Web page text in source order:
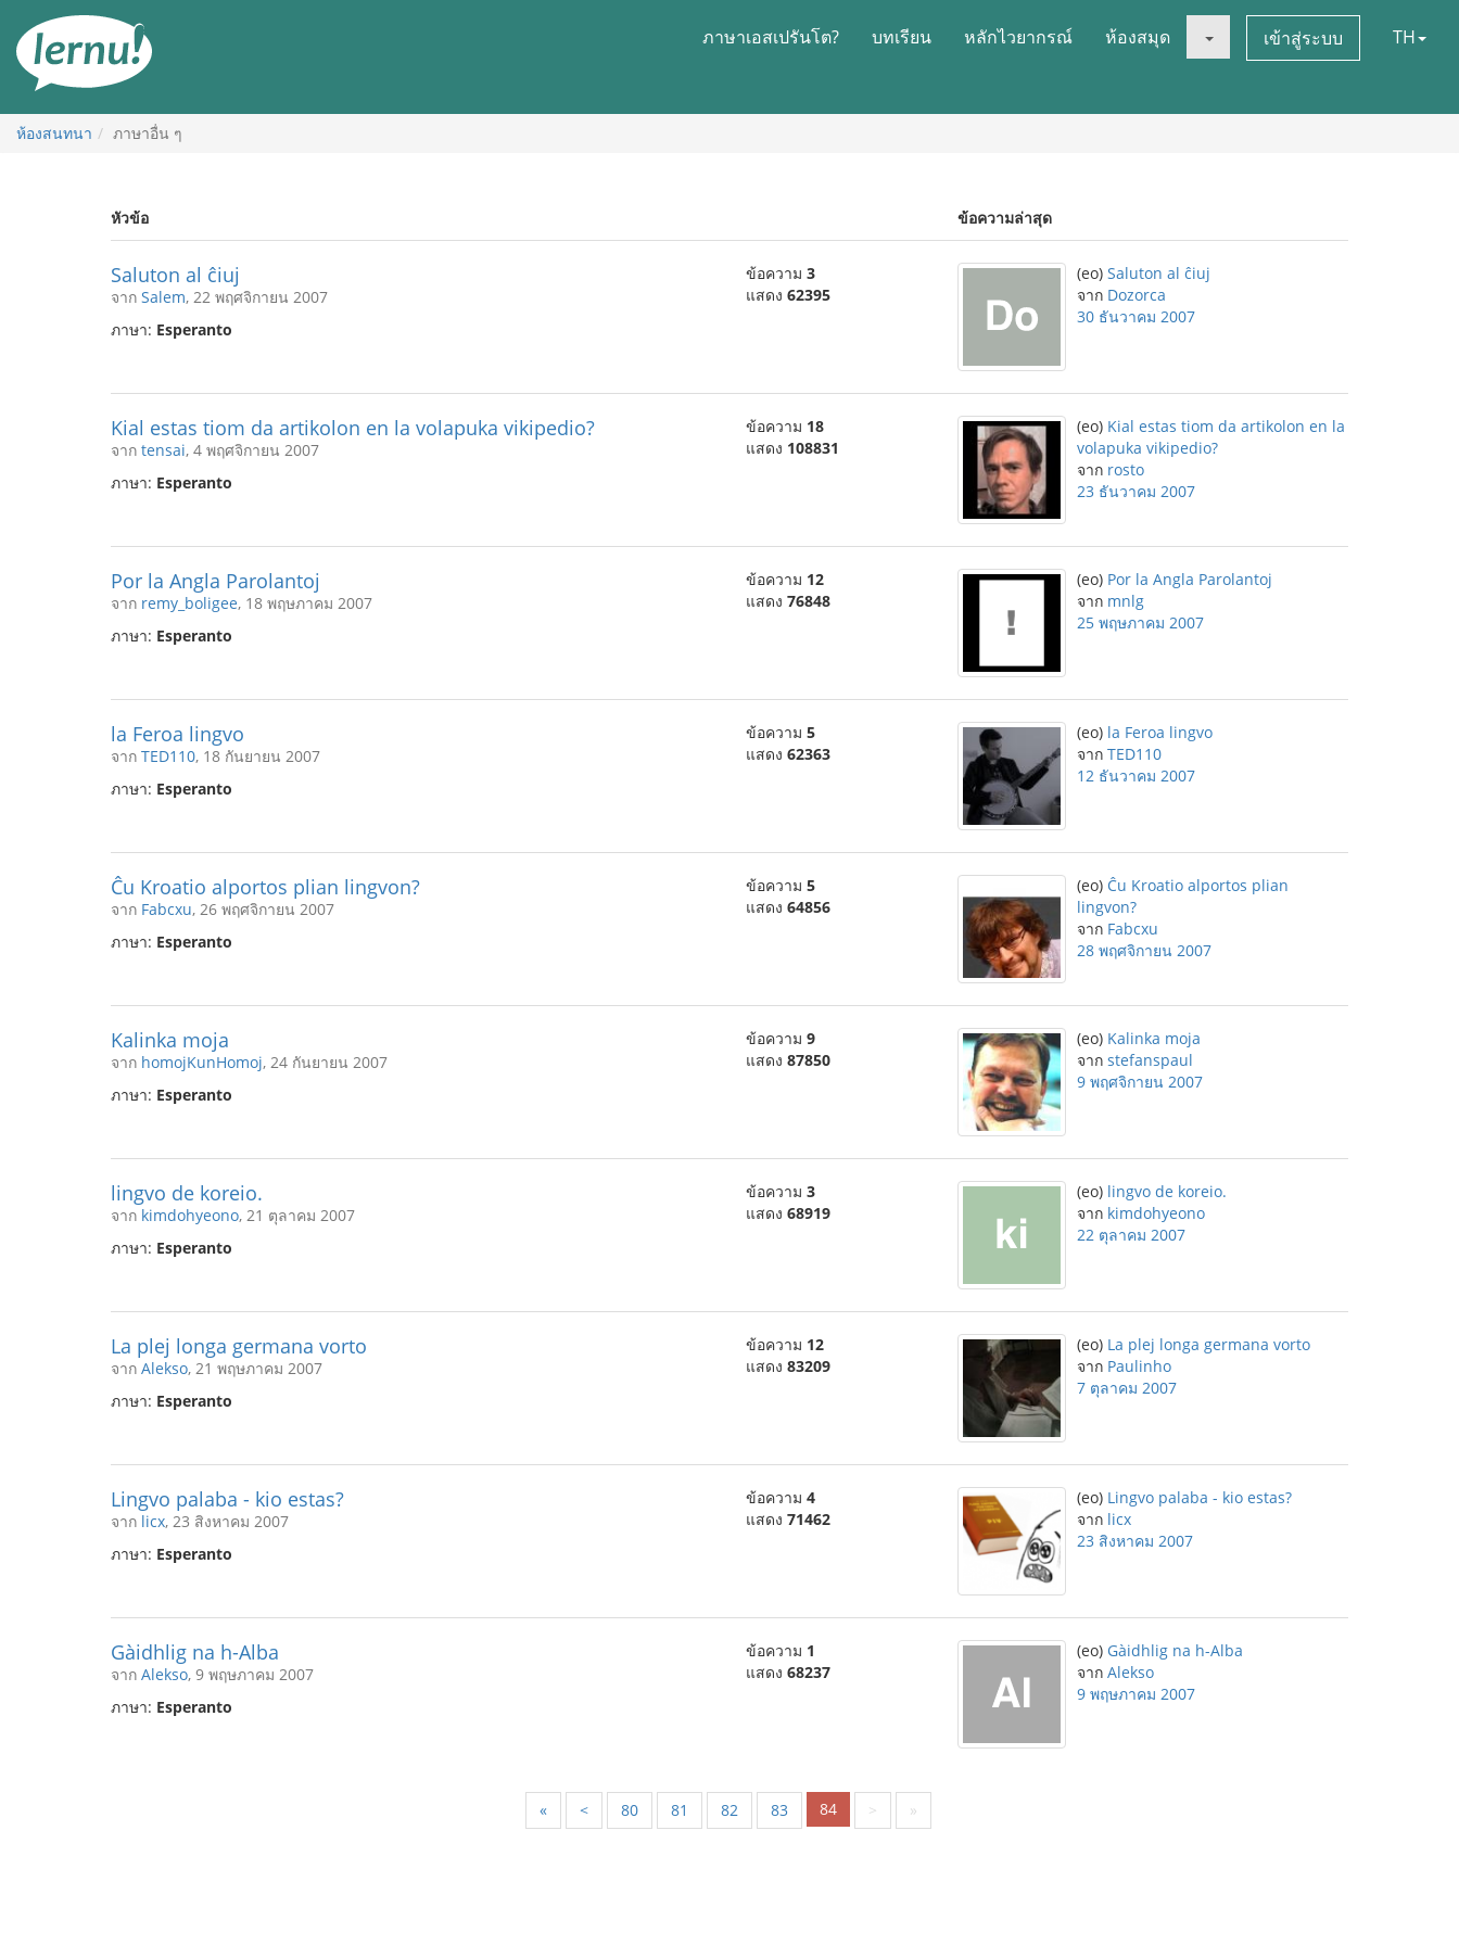
สารบัญ
ภาษาเอสเปรันโต? บทเรียน หลักไวยากรณ์ ห้องสมุด เข้าสู่ระบบ TH
ห้องสนทนา ภาษาอื่น ๆ
หัวข้อ ข้อความล่าสุด
Saluton al ĉiuj
จาก Salem, 22 พฤศจิกายน 2007
ภาษา: Esperanto
ข้อความ 3
แสดง 62395
(eo) Saluton al ĉiuj
จาก Dozorca
30 ธันวาคม 2007
Kial estas tiom da artikolon en la volapuka vikipedio?
จาก tensai, 4 พฤศจิกายน 2007
ภาษา: Esperanto
ข้อความ 18
แสดง 108831
(eo) Kial estas tiom da artikolon en la
volapuka vikipedio?
จาก rosto
23 ธันวาคม 2007
Por la Angla Parolantoj
จาก remy_boligee, 18 พฤษภาคม 2007
ภาษา: Esperanto
ข้อความ 12
แสดง 76848
(eo) Por la Angla Parolantoj
จาก mnlg
25 พฤษภาคม 2007
la Feroa lingvo
จาก TED110, 18 กันยายน 2007
ภาษา: Esperanto
ข้อความ 5
แสดง 62363
(eo) la Feroa lingvo
จาก TED110
12 ธันวาคม 2007
Ĉu Kroatio alportos plian lingvon?
จาก Fabcxu, 26 พฤศจิกายน 2007
ภาษา: Esperanto
ข้อความ 5
แสดง 64856
(eo) Ĉu Kroatio alportos plian
lingvon?
จาก Fabcxu
28 พฤศจิกายน 2007
Kalinka moja
จาก homojKunHomoj, 24 กันยายน 2007
ภาษา: Esperanto
ข้อความ 9
แสดง 87850
(eo) Kalinka moja
จาก stefanspaul
9 พฤศจิกายน 2007
lingvo de koreio.
จาก kimdohyeono, 21 ตุลาคม 2007
ภาษา: Esperanto
ข้อความ 3
แสดง 68919
(eo) lingvo de koreio.
จาก kimdohyeono
22 ตุลาคม 2007
La plej longa germana vorto
จาก Alekso, 21 พฤษภาคม 2007
ภาษา: Esperanto
ข้อความ 12
แสดง 83209
(eo) La plej longa germana vorto
จาก Paulinho
7 ตุลาคม 2007
Lingvo palaba - kio estas?
จาก licx, 23 สิงหาคม 2007
ภาษา: Esperanto
ข้อความ 4
แสดง 71462
(eo) Lingvo palaba - kio estas?
จาก licx
23 สิงหาคม 2007
Gàidhlig na h-Alba
จาก Alekso, 9 พฤษภาคม 2007
ภาษา: Esperanto
ข้อความ 1
แสดง 68237
(eo) Gàidhlig na h-Alba
จาก Alekso
9 พฤษภาคม 2007
« < 80 81 82 83 84 > »